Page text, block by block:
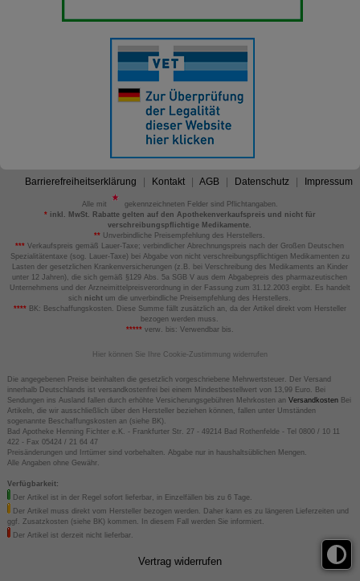
Barrierefreiheitserklärung Kontakt AGB Datenschutz Impressum
Alle mit
gekennzeichneten Felder sind Pflichtangaben.
*inkl. MwSt. Rabatte gelten auf den Apothekenverkaufspreis und nicht für
verschreibungspflichtige Medikamente.
** Unverbindliche Preisempfehlung des Herstellers.
*** Verkaufspreis gemäß Lauer-Taxe; verbindlicher Abrechnungspreis nach der Großen Deutschen
Spezialitätentaxe (sog. Lauer-Taxe) bei Abgabe von nicht verschreibungspflichtigen Medikamenten zu
Lasten der gesetzlichen Krankenversicherungen (z.B. bei Verschreibung des Medikaments an Kinder
unter 12 Jahren), die sich gemäß §129 Abs. 5a SGB V aus dem Abgabepreis des pharmazeutischen
Unternehmens und der Arzneimittelpreisverordnung in der Fassung zum 31.12.2003 ergibt. Es handelt
sich nicht um die unverbindliche Preisempfehlung des Herstellers.
****BK: Beschaffungskosten. Diese Summe fällt zusätzlich an, da der Artikel direkt vom Hersteller
bezogen werden muss.
*****verw. bis: Verwendbar bis.
Hier können Sie Ihre Cookie-Zustimmung widerrufen
Die angegebenen Preise beinhalten die gesetzlich vorgeschriebene Mehrwertsteuer. Der Versand
innerhalb Deutschlands ist versandkostenfrei bei einem Mindestbestellwert von 13,99 Euro. Bei
Sendungen ins Ausland fallen durch erhöhte Versicherungsgebühren Mehrkosten an VersandkostenBei
Artikeln, die wir ausschließlich über den Hersteller beziehen können, fallen unter Umständen
sogenannte Beschaffungskosten an (siehe BK).
Bad Apotheke Henning Fichter e.K. - Frankfurter Str. 27 - 49214 Bad Rothenfelde - Tel 0800 / 10 11
422 - Fax 05424 / 21 64 47
Preisänderungen und Irrtümer sind vorbehalten. Abgabe nur in haushaltsüblichen Mengen.
Alle Angaben ohne Gewähr.
Verfügbarkeit:
Der Artikel ist in der Regel sofort lieferbar, in Einzelfällen bis zu 6 Tage.
Der Artikel muss direkt vom Hersteller bezogen werden. Daher kann es zu längeren Lieferzeiten und
ggf. Zusatzkosten (siehe BK) kommen. In diesem Fall werden Sie informiert.
Der Artikel ist derzeit nicht lieferbar.
Vertrag widerrufen